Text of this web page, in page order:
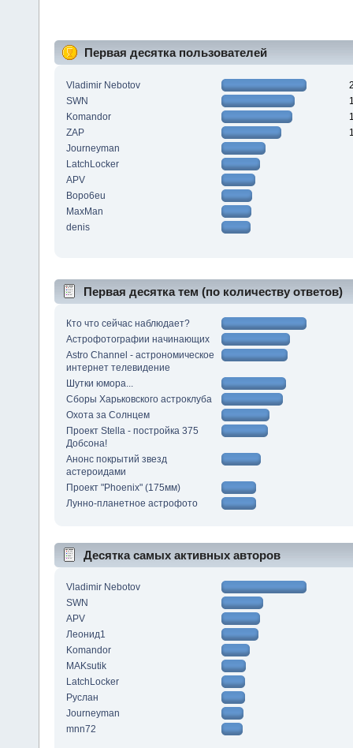
Первая десятка пользователей
Vladimir Nebotov
SWN
Komandor
ZAP
Journeyman
LatchLocker
APV
Bopo6eu
MaxMan
denis
Первая десятка тем (по количеству ответов)
Кто что сейчас наблюдает?
Астрофотографии начинающих
Astro Channel - астрономическое
интернет телевидение
Шутки юмора...
Сборы Харьковского астроклуба
Охота за Солнцем
Проект Stella - постройка 375
Добсона!
Анонс покрытий звезд
астероидами
Проект "Phoenix" (175мм)
Лунно-планетное астрофото
Десятка самых активных авторов
Vladimir Nebotov
SWN
APV
Леонид1
Komandor
MAKsutik
LatchLocker
Руслан
Journeyman
mnn72